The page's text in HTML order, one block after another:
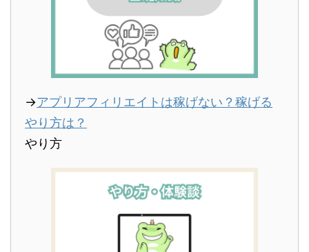
→アプリアフィリエイトは稼げない？稼げる
やり方は？
やり方